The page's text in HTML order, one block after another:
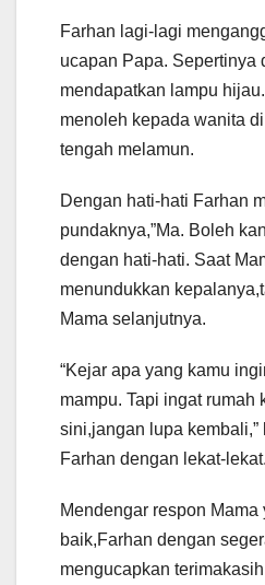
Farhan lagi-lagi
ucapan Papa. Sepertinya
mendapatkan lampu
menoleh kepada wanita
tengah melamun.
Dengan hati-hati Farhan
pundaknya,”Ma. Boleh
dengan hati-hati. Saat
menundukkan
Mama selanjutnya.
“Kejar apa yang kamu
mampu. Tapi ingat rumah
sini,jangan lupa kembali,”
Farhan dengan lekat-lekat.
Mendengar respon Mama
baik,Farhan dengan
mengucapkan